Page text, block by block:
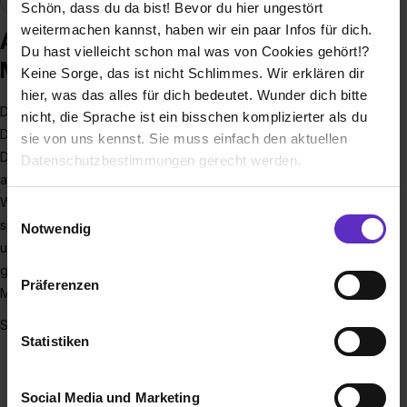
Schön, dass du da bist! Bevor du hier ungestört
weitermachen kannst, haben wir ein paar Infos für dich.
Du hast vielleicht schon mal was von Cookies gehört!?
Keine Sorge, das ist nicht Schlimmes. Wir erklären dir
hier, was das alles für dich bedeutet. Wunder dich bitte
nicht, die Sprache ist ein bisschen komplizierter als du
sie von uns kennst. Sie muss einfach den aktuellen
Datenschutzbestimmungen gerecht werden.
Benutzung der Webseite getroffenen Einstellungen zu
Webseite zu analysieren („Statistiken“), um
Informationen zu deiner Verwendung unserer Website an
Analysen weiterzugeben und um Inhalte und Anzeigen zu
Notwendig
Präferenzen
Statistiken
Social Media und Marketing
Ausbildung bei Sparkasse
Mainfranken Würzburg
Du stehst bei uns im Mittelpunkt. Wir möchten Dich bei
Deinem Berufseinstieg bestmöglich unterstützen und auf
Deine Interessen und Talente eingehen. Wir bieten Dir ein
attraktives Einstiegsgehalt und Top-Karrieremöglichkeiten.
Wenn du den täglichen Umgang mit Menschen genauso
spannend wie die Finanzwelt findest, dann werde Teil
unseres Teams. Starte jetzt Deine Karriere bei einem der
größten Ausbilder unserer Region – der Sparkasse
Mainfranken Würzburg!
Starte jetzt als:
Fachinformatiker/-in für Systemintegration (m/w/d)